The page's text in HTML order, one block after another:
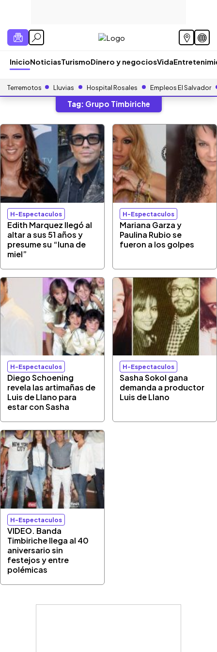
InicioNoticiasTurismoDinero y negociosVida
Terremotos Lluvias Hospital Rosales Empleos El Salvador
Tag: Grupo Timbiriche
H-Espectaculos
Edith Marquez llegó al
altar a sus 51 años y
presume su “luna de
miel”
H-Espectaculos
Mariana Garza y
Paulina Rubio se
fueron a los golpes
H-Espectaculos
Diego Schoening
revela las artimañas de
Luis de Llano para
estar con Sasha
H-Espectaculos
Sasha Sokol gana
demanda a productor
Luis de Llano
H-Espectaculos
VIDEO. Banda
Timbiriche llega al 40
aniversario sin
festejos y entre
polémicas